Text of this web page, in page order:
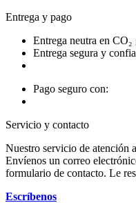
Entrega y pago
Entrega neutra en CO₂
Entrega segura y
Pago seguro con:
Servicio y contacto
Nuestro servicio de atención
Envíenos un correo
formulario de contacto. Le
Escríbenos